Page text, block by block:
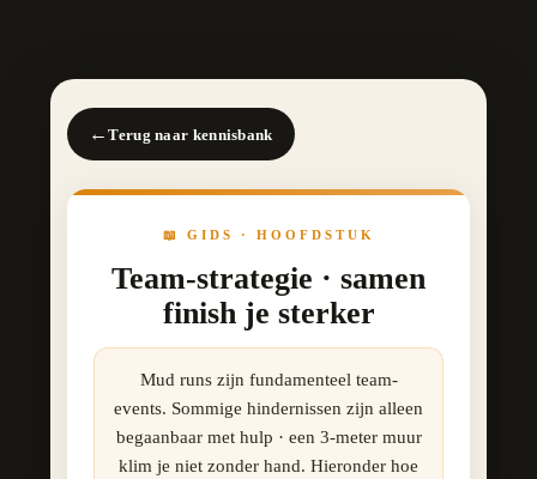
←Terug naar kennisbank
📖 GIDS · HOOFDSTUK
Team-strategie · samen
finish je sterker
Mud runs zijn fundamenteel team-
events. Sommige hindernissen zijn alleen
begaanbaar met hulp · een 3-meter muur
klim je niet zonder hand. Hieronder hoe